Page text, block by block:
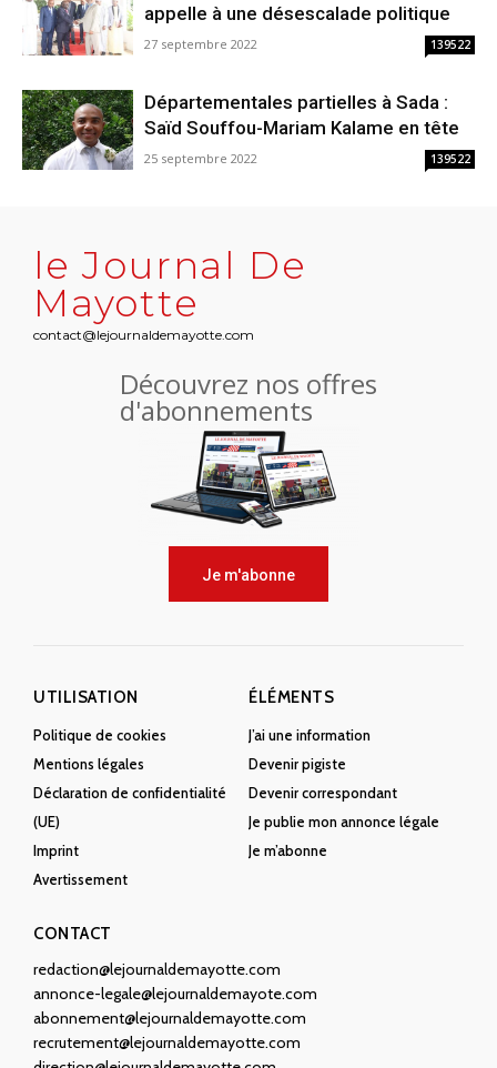
appelle à une désescalade politique
27 septembre 2022 139522
Départementales partielles à Sada :
Saïd Souffou-Mariam Kalame en tête
25 septembre 2022 139522
le Journal De
Mayotte
contact@lejournaldemayotte.com
Découvrez nos offres
d'abonnements
Je m'abonne
UTILISATION
Politique de cookies
Mentions légales
Déclaration de confidentialité
(UE)
Imprint
Avertissement
ÉLÉMENTS
J’ai une information
Devenir pigiste
Devenir correspondant
Je publie mon annonce légale
Je m’abonne
CONTACT
redaction@lejournaldemayotte.com
annonce-legale@lejournaldemayote.com
abonnement@lejournaldemayotte.com
recrutement@lejournaldemayotte.com